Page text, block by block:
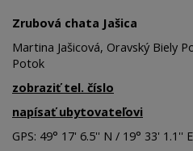
Zrubová chata Jašica
Martina Jašicová, Oravský Biely
Potok
zobraziť tel. číslo
napísať ubytovateľovi
GPS: 49° 17' 6.5'' N / 19° 33' 1.1''